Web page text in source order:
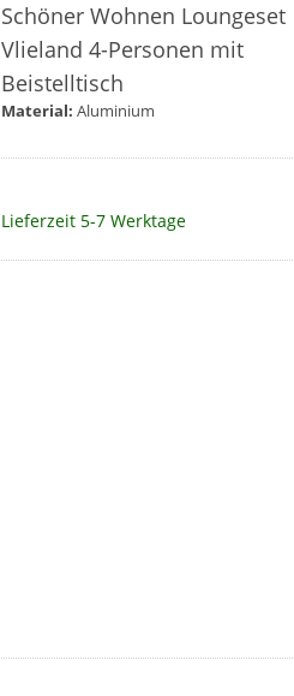
Schöner Wohnen Loungeset
Vlieland 4-Personen mit
Beistelltisch
Material: Aluminium
Lieferzeit 5-7 Werktage